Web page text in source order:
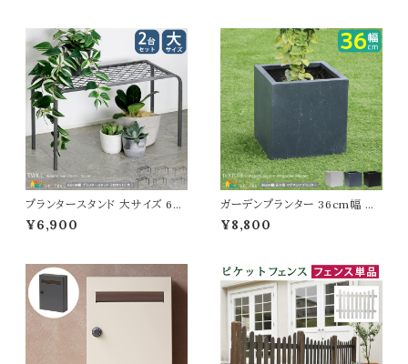
m おすすめ おしゃれ 北欧 モダ
ン ベランダ バルコニー ガーデニ
ング 庭 玄関 家庭菜園 花壇 観
葉植物 水抜き穴付き
北欧 レンガ調プランター ガーデ
ニング鉢 家庭菜園 園芸 庭園 ベ
ランダ バルコニー エントランス
野菜 菜園 花壇
プランタースタンド 大サイズ 60
cm幅 同色2台セット ゴールド グ
レー ブラック 鉢植えスタンド 植
台 鉢植え台 植木鉢台 フラワー
スタンド フラワーラック 通気性
排水性 湿気対策 幅60cm 奥行
25cm 高さ35.5cm
¥6,900
ガーデンプランター 36cm幅 正
方形 ブラック グレー ホワイト 黒
灰色 白 プランター コンクリート
しゃれ 北欧 モダン ベランダ バ
ルコニー ガーデニング 庭 玄関
テラス 家庭菜園 花壇 観葉植物
野菜 果物 水抜き穴付
¥8,800